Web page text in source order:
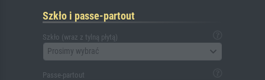
Szkło i passe-partout
Szkło (wraz z tylną płytą)
Prosimy wybrać
Passe-partout